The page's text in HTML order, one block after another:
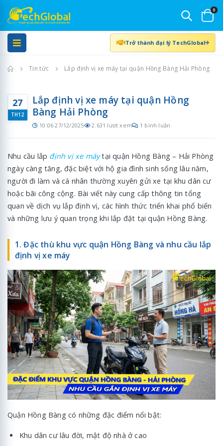
0
Trở thành đại lý TechGlobal
Trang chủ
Tin tức Lắp định vị xe máy tại quận Hồng Bàng Hải Phòng
27
TH12
Lắp định vị xe máy tại quận Hồng
Bàng Hải Phòng
10:06 27/12/2025 2.631 lượt xem 1 bình luận
Nhu cầu lắp định vị xe máytại quận Hồng Bàng – Hải Phòng
ngày càng tăng, đặc biệt với hộ gia đình sinh sống lâu năm,
người đi làm và cá nhân thường xuyên gửi xe tại khu dân cư
hoặc bãi công cộng. Bài viết này cung cấp thông tin tổng
quan về dịch vụ lắp định vị, các hình thức triển khai phổ biến
và những lưu ý quan trọng khi lắp đặt tại quận Hồng Bàng.
1. Đặc thù khu vực quận Hồng Bàng và nhu cầu lắp
định vị xe máy
Quận Hồng Bàng có những đặc điểm nổi bật:
Khu dân cư lâu đời, mật độ nhà ở cao